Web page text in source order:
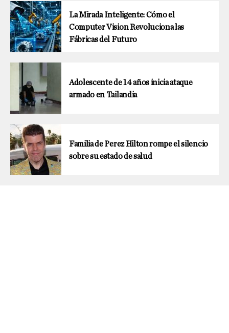
La Mirada Inteligente: Cómo el
Computer Vision Revoluciona las
Fábricas del Futuro
Adolescente de 14 años inicia ataque
armado en Tailandia
Familia de Perez Hilton rompe el silencio
sobre su estado de salud